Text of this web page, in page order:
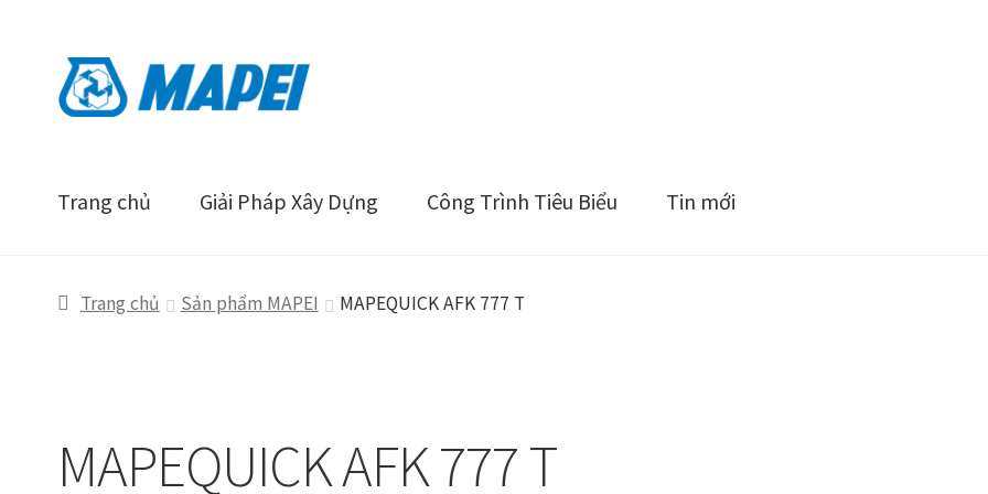
Đi
đến
Chuyển
đến
Trang chủ Giải Pháp Xây Dựng Công Trình Tiêu Biểu Tin mới
Trang chủ Sản phẩm MAPEI MAPEQUICK AFK 777 T
MAPEQUICK AFK 777 T